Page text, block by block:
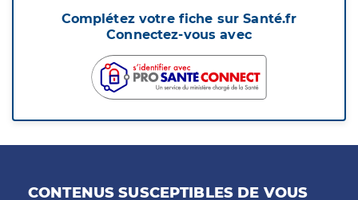
Complétez votre fiche sur Santé.fr
Connectez-vous avec
CONTENUS SUSCEPTIBLES DE VOUS